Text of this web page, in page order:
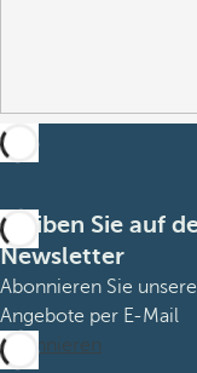
Bleiben Sie auf
Newsletter
Abonnieren Sie
Angebote per E-Mail
Abonnieren